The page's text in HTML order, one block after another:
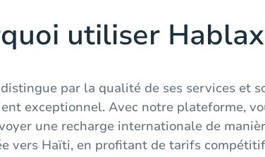
utiliser
par la qualité de ses services et
exceptionnel. Avec notre plateforme,
une recharge internationale de
vers Haïti, en profitant de tarifs